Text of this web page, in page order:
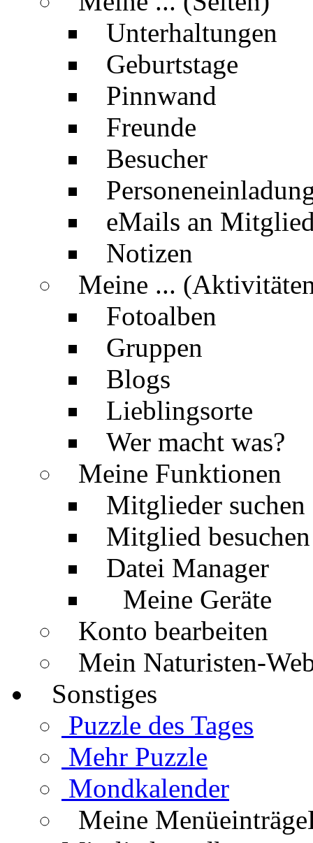
Unterhaltungen
Geburtstage
Pinnwand
Freunde
Besucher
eMails an
Notizen
Meine ...
Fotoalben
Gruppen
Blogs
Lieblingsorte
Wer macht was?
Meine Funktionen
Mitglieder suchen
Mitglied besuchen
Datei Manager
Meine Geräte
Konto bearbeiten
Mein Naturisten-
Sonstiges
Puzzle des Tages
Mehr Puzzle
Mondkalender
Meine Menüeinträge